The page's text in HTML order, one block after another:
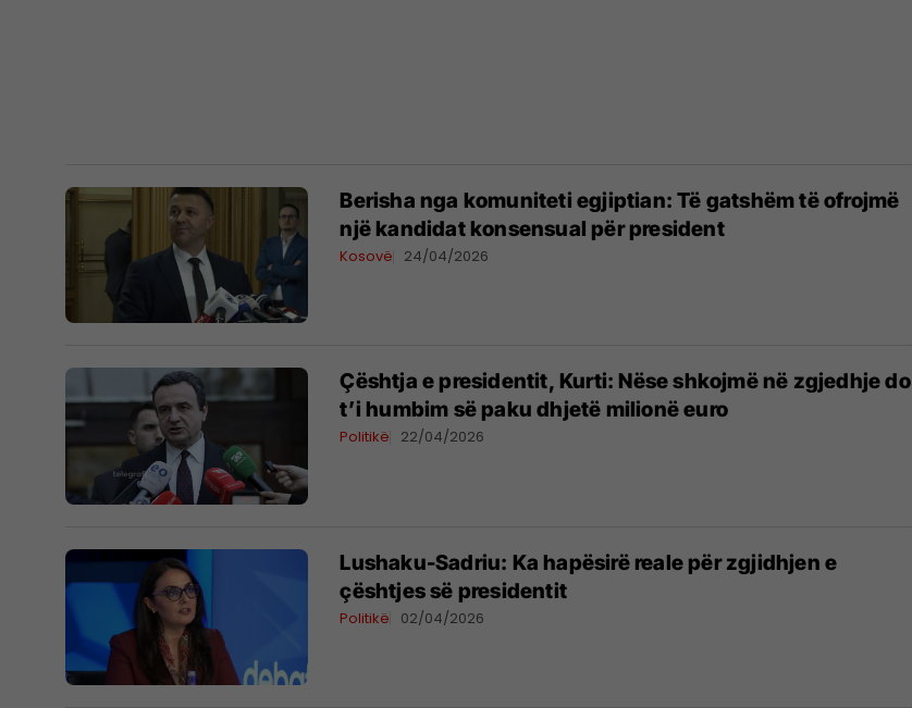
​Berisha nga komuniteti egjiptian: Të gatshëm të ofrojmë
një kandidat konsensual për president
Kosovë 24/04/2026
​Çështja e presidentit, Kurti: Nëse shkojmë në zgjedhje do
t’i humbim së paku dhjetë milionë euro
Politikë 22/04/2026
Lushaku-Sadriu: Ka hapësirë reale për zgjidhjen e
çështjes së presidentit
Politikë 02/04/2026